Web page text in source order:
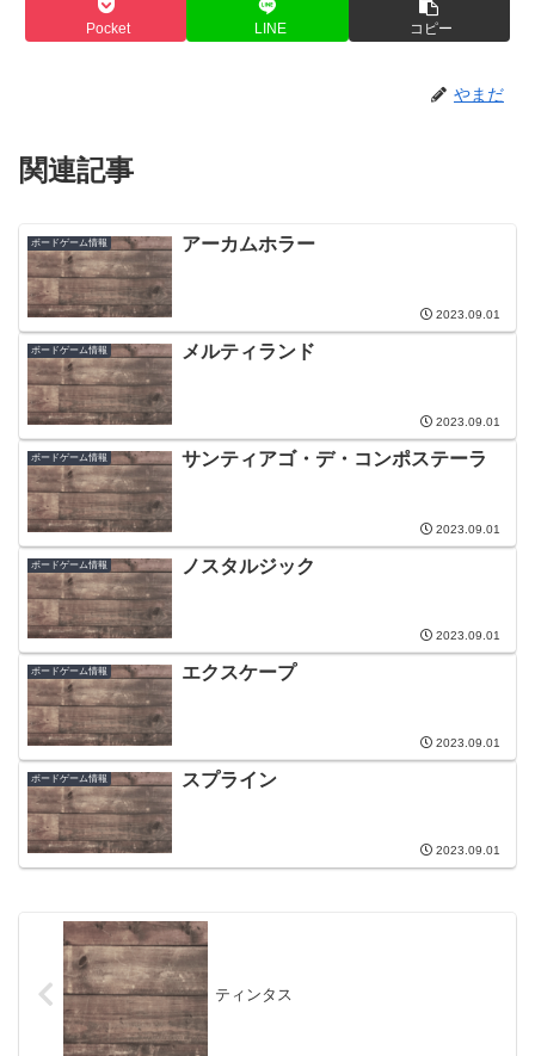
Pocket LINE コピー
やまだ
関連記事
ボードゲーム情報 アーカムホラー
2023.09.01
ボードゲーム情報 メルティランド
2023.09.01
ボードゲーム情報 サンティアゴ・デ・コンポステーラ
2023.09.01
ボードゲーム情報 ノスタルジック
2023.09.01
ボードゲーム情報 エクスケープ
2023.09.01
ボードゲーム情報 スプライン
2023.09.01
ティンタス